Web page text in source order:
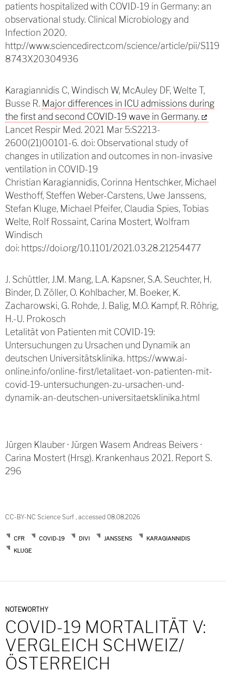
patients hospitalized with COVID-19 in Germany: an
observational study. Clinical Microbiology and
Infection 2020.
http://www.sciencedirect.com/science/article/pii/S119
8743X20304936
Karagiannidis C, Windisch W, McAuley DF, Welte T,
Busse R. Major differences in ICU admissions during
the first and second COVID-19 wave in Germany.
Lancet Respir Med. 2021 Mar 5:S2213-
2600(21)00101-6. doi: Observational study of
changes in utilization and outcomes in non-invasive
ventilation in COVID-19
Christian Karagiannidis, Corinna Hentschker, Michael
Westhoff, Steffen Weber-Carstens, Uwe Janssens,
Stefan Kluge, Michael Pfeifer, Claudia Spies, Tobias
Welte, Rolf Rossaint, Carina Mostert, Wolfram
Windisch
doi: https://doi.org/10.1101/2021.03.28.21254477
J. Schüttler, J.M. Mang, L.A. Kapsner, S.A. Seuchter, H.
Binder, D. Zöller, O. Kohlbacher, M. Boeker, K.
Zacharowski, G. Rohde, J. Balig, M.O. Kampf, R. Röhrig,
H.-U. Prokosch
Letalität von Patienten mit COVID-19:
Untersuchungen zu Ursachen und Dynamik an
deutschen Universitätsklinika. https://www.ai-
online.info/online-first/letalitaet-von-patienten-mit-
covid-19-untersuchungen-zu-ursachen-und-
dynamik-an-deutschen-universitaetsklinika.html
Jürgen Klauber · Jürgen Wasem Andreas Beivers ·
Carina Mostert (Hrsg). Krankenhaus 2021. Report S.
296
CC-BY-NC Science Surf , accessed 08.08.2026
CFR COVID-19 DIVI JANSSENS
KARAGIANNIDIS
KLUGE
NOTEWORTHY
COVID-19 MORTALITÄT V:
VERGLEICH SCHWEIZ/
ÖSTERREICH